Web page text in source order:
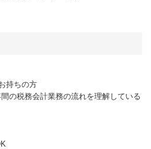
持ちの方
の税務会計業務の流れを理解している